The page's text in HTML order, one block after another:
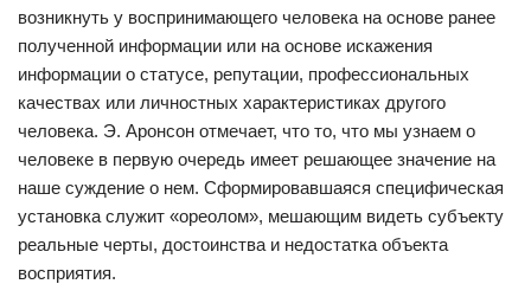
возникнуть у воспринимающего человека на основе ранее
полученной информации или на основе искажения
информации о статусе, репутации, профессиональных
качествах или личностных характеристиках другого
человека. Э. Аронсон отмечает, что то, что мы узнаем о
человеке в первую очередь имеет решающее значение на
наше суждение о нем. Сформировавшаяся специфическая
установка служит «ореолом», мешающим видеть субъекту
реальные черты, достоинства и недостатка объекта
восприятия.